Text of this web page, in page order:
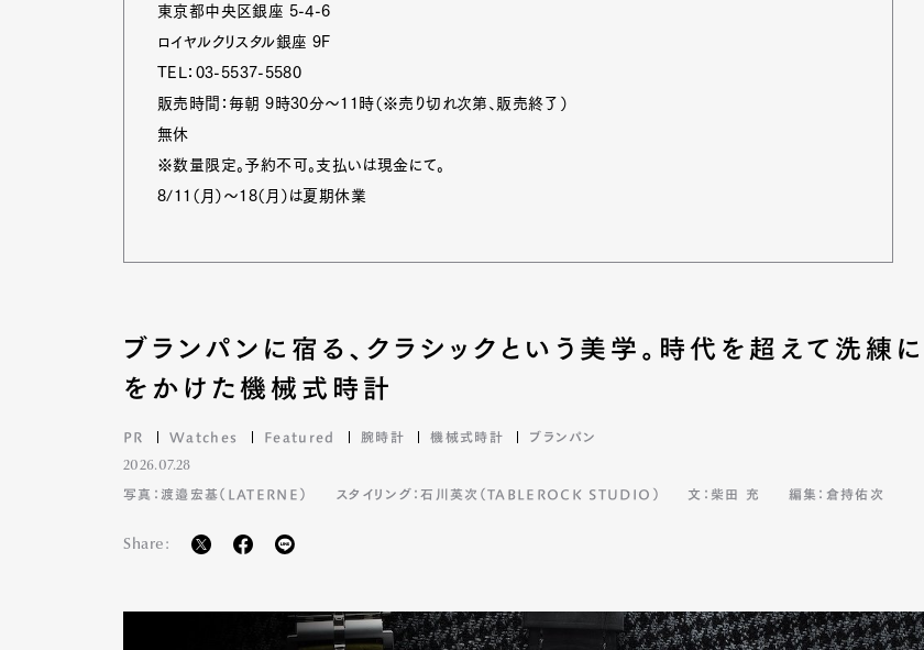
東京都中央区銀座 5-4-6
ロイヤルクリスタル銀座 9F
TEL：03-5537-5580
販売時間：毎朝 9時30分～11時（※売り切れ次第、販売終了）
無休
※数量限定。予約不可。支払いは現金にて。
8/11（月）～18（月）は夏期休業
ブランパンに宿る、クラシックという美学。時代を超えて洗練
をかけた機械式時計
PR Watches Featured 腕時計 機械式時計 ブランパン
2026.07.28
写真：渡邉宏基（LATERNE） スタイリング：石川英次（TABLEROCK STUDIO） 文：柴田 充 編集：倉持佑次
Share: